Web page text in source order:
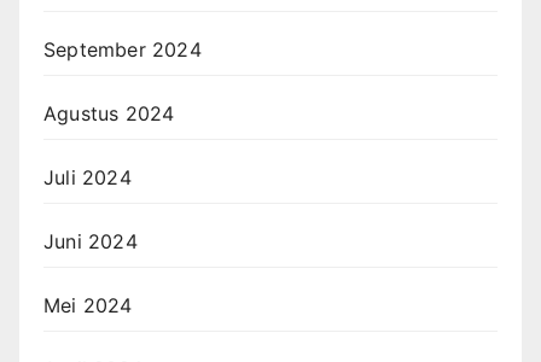
September 2024
Agustus 2024
Juli 2024
Juni 2024
Mei 2024